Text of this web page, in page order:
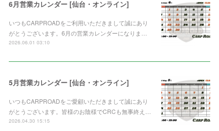
6月営業カレンダー [仙台・オンライン]
いつもCARPROADをご利用いただきまして誠にあり
がとうございます。6月の営業カレンダーになりま…
2026.06.01 03:10
5月営業カレンダー [仙台・オンライン]
いつもCARPROADをご愛顧いただきまして誠にあり
がとうございます。皆様のお陰様でCRCも無事終え…
2026.04.30 15:15